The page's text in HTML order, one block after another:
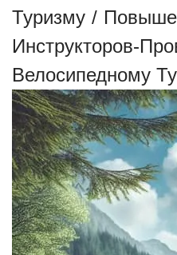
Туризму /
Инструкторов-
Велосипедному